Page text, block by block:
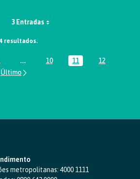
3 Entradas
resultados.
...Páginas intermediárias Usar ABA
Página
10 Página
11 Página
12
Usar ABA para navegar.
metropolitanas: 4000 1111